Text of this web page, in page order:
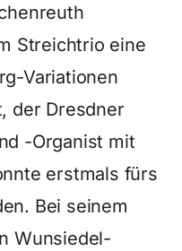
Streichtrio eine
Variationen
der Dresdner
-Organist mit
erstmals fürs
Bei seinem
Wunsiedel-